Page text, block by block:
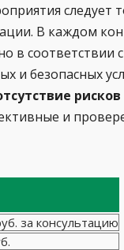
следует
В каждом
в
и безопасных
и
за консультацию